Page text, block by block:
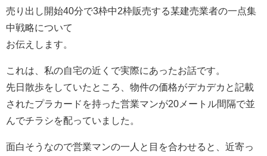
売り出し開始40分で3枠中2枠販売する某建売業者の一点集
中戦略について
お伝えします。
これは、私の自宅の近くで実際にあったお話です。
先日散歩をしていたところ、物件の価格がデカデカと記載
されたプラカードを持った営業マンが20メートル間隔で並
んでチラシを配っていました。
面白そうなので営業マンの一人と目を合わせると、近寄っ